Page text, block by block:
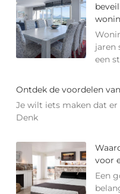
jaren
een
Ontdek de voordelen
Je wilt iets maken dat
Denk
voor
Een